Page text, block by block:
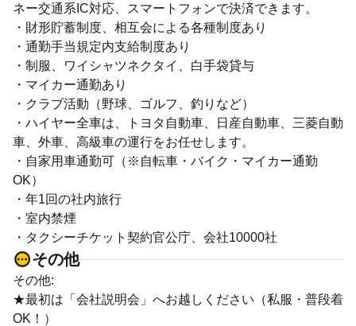
ネー交通系IC対応、スマートフォンで決済できます。
・財形貯蓄制度、相互会による各種制度あり
・通勤手当規定内支給制度あり
・制服、ワイシャツネクタイ、白手袋貸与
・マイカー通勤あり
・クラブ活動（野球、ゴルフ、釣りなど）
・ハイヤー全車は、トヨタ自動車、日産自動車、三菱自動
車、外車、高級車の運行をお任せします。
・自家用車通勤可（※自転車・バイク・マイカー通勤
OK）
・年1回の社内旅行
・室内禁煙
・タクシーチケット契約官公庁、会社10000社
その他
その他:
★最初は「会社説明会」へお越しください（私服・普段着
OK！）